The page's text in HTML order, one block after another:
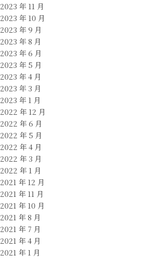
2023 年 11 月
2023 年 10 月
2023 年 9 月
2023 年 8 月
2023 年 6 月
2023 年 5 月
2023 年 4 月
2023 年 3 月
2023 年 1 月
2022 年 12 月
2022 年 6 月
2022 年 5 月
2022 年 4 月
2022 年 3 月
2022 年 1 月
2021 年 12 月
2021 年 11 月
2021 年 10 月
2021 年 8 月
2021 年 7 月
2021 年 4 月
2021 年 1 月